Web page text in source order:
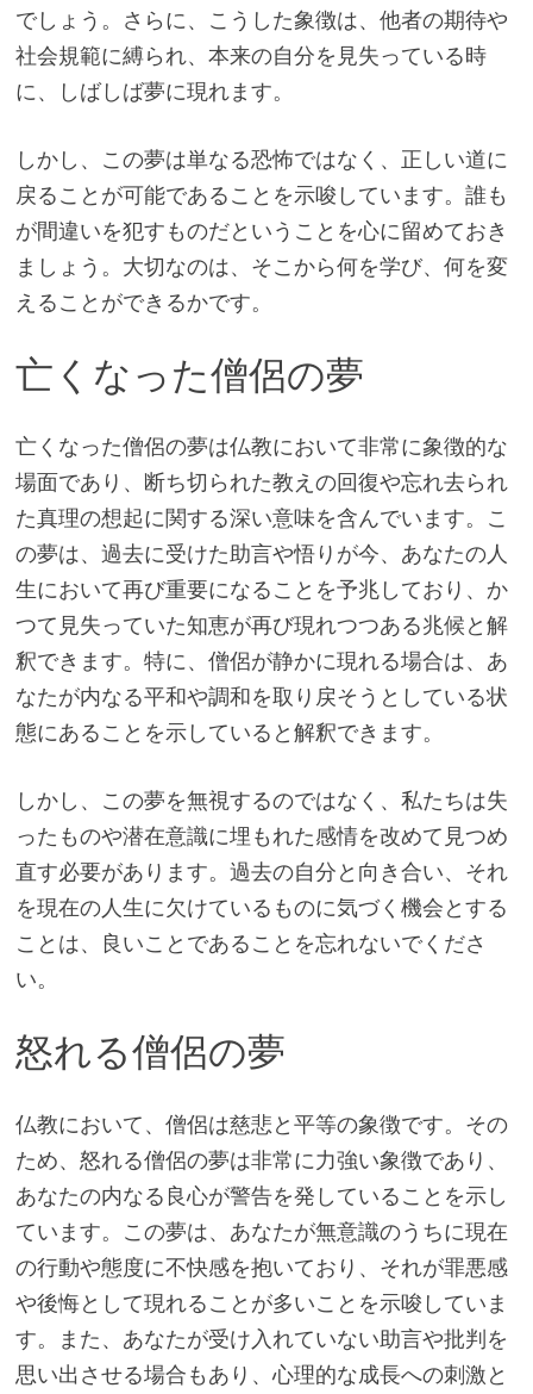
でしょう。さらに、こうした象徴は、他者の期待や
社会規範に縛られ、本来の自分を見失っている時
に、しばしば夢に現れます。
しかし、この夢は単なる恐怖ではなく、正しい道に
戻ることが可能であることを示唆しています。誰も
が間違いを犯すものだということを心に留めておき
ましょう。大切なのは、そこから何を学び、何を変
えることができるかです。
亡くなった僧侶の夢
亡くなった僧侶の夢は仏教において非常に象徴的な
場面であり、断ち切られた教えの回復や忘れ去られ
た真理の想起に関する深い意味を含んでいます。こ
の夢は、過去に受けた助言や悟りが今、あなたの人
生において再び重要になることを予兆しており、か
つて見失っていた知恵が再び現れつつある兆候と解
釈できます。特に、僧侶が静かに現れる場合は、あ
なたが内なる平和や調和を取り戻そうとしている状
態にあることを示していると解釈できます。
しかし、この夢を無視するのではなく、私たちは失
ったものや潜在意識に埋もれた感情を改めて見つめ
直す必要があります。過去の自分と向き合い、それ
を現在の人生に欠けているものに気づく機会とする
ことは、良いことであることを忘れないでくださ
い。
怒れる僧侶の夢
仏教において、僧侶は慈悲と平等の象徴です。その
ため、怒れる僧侶の夢は非常に力強い象徴であり、
あなたの内なる良心が警告を発していることを示し
ています。この夢は、あなたが無意識のうちに現在
の行動や態度に不快感を抱いており、それが罪悪感
や後悔として現れることが多いことを示唆していま
す。また、あなたが受け入れていない助言や批判を
思い出させる場合もあり、心理的な成長への刺激と